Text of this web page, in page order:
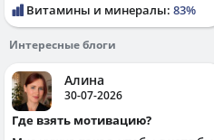
Витамины и минералы: 83%
Интересные блоги
Алина
30-07-2026
Где взять мотивацию?